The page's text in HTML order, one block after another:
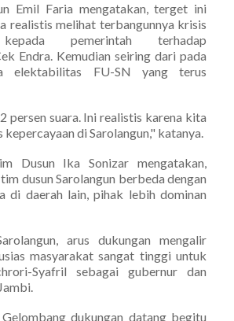
Emil Faria mengatakan, terget ini
realistis melihat terbangunnya krisis
kepada pemerintah terhadap
Endra. Kemudian seiring dari pada
elektabilitas FU-SN yang terus
persen suara. Ini realistis karena kita
di Sarolangun," katanya.
Dusun Ika Sonizar mengatakan,
dusun Sarolangun berbeda dengan
di daerah lain, pihak lebih dominan
arus dukungan mengalir
masyarakat sangat tinggi untuk
Syafril sebagai gubernur dan
dukungan datang begitu